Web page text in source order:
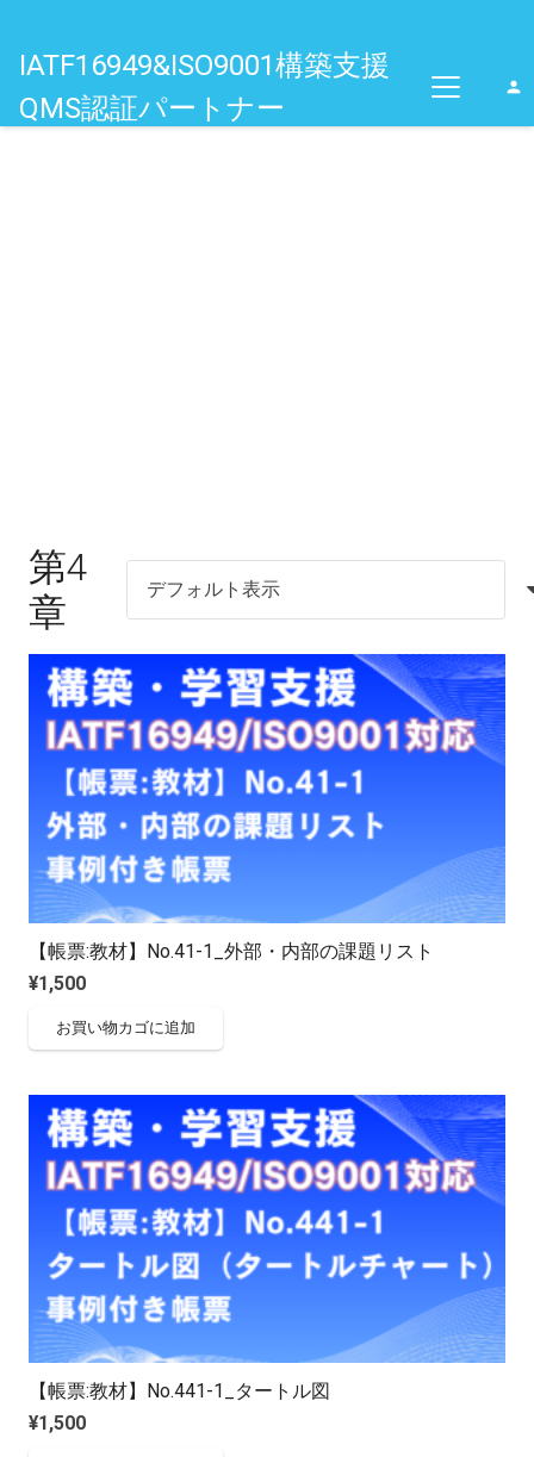
IATF16949&ISO9001構築支援
QMS認証パートナー
person
第4
章
【帳票:教材】No.41-1_外部・内部の課題リスト
¥1,500
お買い物カゴに追加
【帳票:教材】No.441-1_タートル図
¥1,500